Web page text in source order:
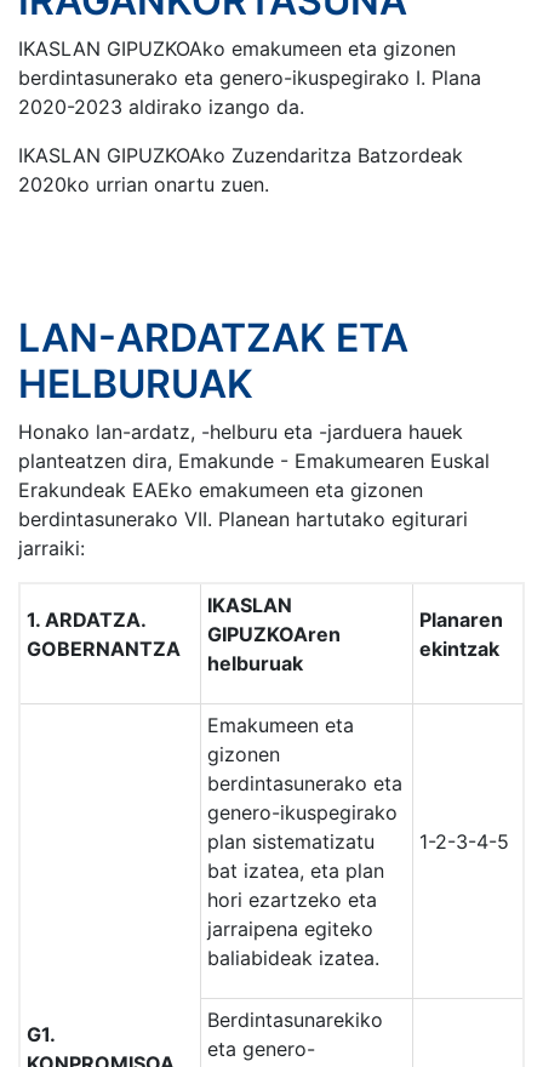
IKASLAN GIPUZKOAko emakumeen eta gizonen
berdintasunerako eta genero-ikuspegirako I. Plana
2020-2023 aldirako izango da.
IKASLAN GIPUZKOAko Zuzendaritza Batzordeak
2020ko urrian onartu zuen.
LAN-ARDATZAK ETA
HELBURUAK
Honako lan-ardatz, -helburu eta -jarduera hauek
planteatzen dira, Emakunde - Emakumearen Euskal
Erakundeak EAEko emakumeen eta gizonen
berdintasunerako VII. Planean hartutako egiturari
jarraiki:
1. ARDATZA.
GOBERNANTZA
IKASLAN
GIPUZKOAren
helburuak
Planaren
ekintzak
G1.
Emakumeen eta
gizonen
berdintasunerako eta
genero-ikuspegirako
plan sistematizatu
bat izatea, eta plan
hori ezartzeko eta
jarraipena egiteko
baliabideak izatea.
1-2-3-4-5
Berdintasunarekiko
eta genero-